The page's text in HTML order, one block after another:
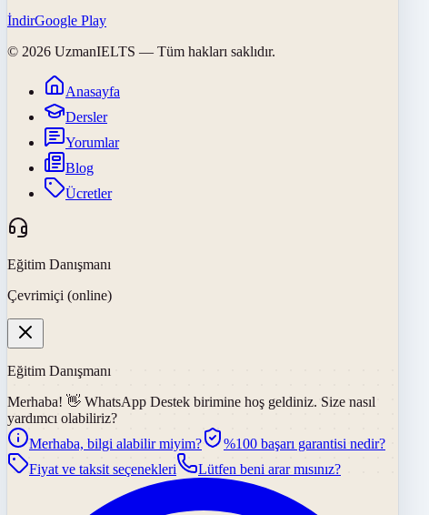
İndirGoogle Play
© 2026 UzmanIELTS — Tüm hakları saklıdır.
Anasayfa
Dersler
Yorumlar
Blog
Ücretler
Eğitim Danışmanı
Çevrimiçi (online)
Eğitim Danışmanı
Merhaba! 👋 WhatsApp Destek birimine hoş geldiniz. Size nasıl
yardımcı olabiliriz?
Merhaba, bilgi alabilir miyim?
%100 başarı garantisi nedir?
Fiyat ve taksit seçenekleri
Lütfen beni arar mısınız?